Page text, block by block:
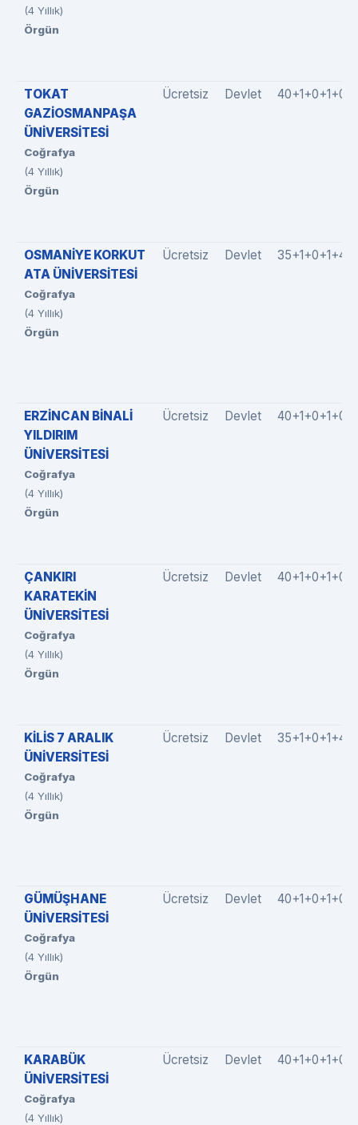
(4 Yıllık)
Örgün
TOKAT
GAZİOSMANPAŞA
ÜNİVERSİTESİ
Coğrafya
(4 Yıllık)
Örgün
Ücretsiz Devlet 40+1+0+1+0
OSMANİYE KORKUT
ATA ÜNİVERSİTESİ
Coğrafya
(4 Yıllık)
Örgün
Ücretsiz Devlet 35+1+0+1+4
ERZİNCAN BİNALİ
YILDIRIM
ÜNİVERSİTESİ
Coğrafya
(4 Yıllık)
Örgün
Ücretsiz Devlet 40+1+0+1+0
ÇANKIRI
KARATEKİN
ÜNİVERSİTESİ
Coğrafya
(4 Yıllık)
Örgün
Ücretsiz Devlet 40+1+0+1+0
KİLİS 7 ARALIK
ÜNİVERSİTESİ
Coğrafya
(4 Yıllık)
Örgün
Ücretsiz Devlet 35+1+0+1+4
GÜMÜŞHANE
ÜNİVERSİTESİ
Coğrafya
(4 Yıllık)
Örgün
Ücretsiz Devlet 40+1+0+1+0
KARABÜK
ÜNİVERSİTESİ
Coğrafya
(4 Yıllık)
Ücretsiz Devlet 40+1+0+1+0